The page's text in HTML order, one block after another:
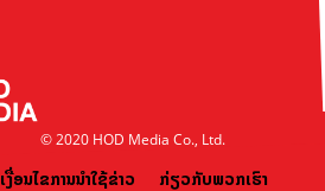
© 2020 HOD Media Co., Ltd.
ເງື່ອນໄຂການນຳໃຊ້ຂ່າວ ກ່ຽວກັບພວກເຮົາ